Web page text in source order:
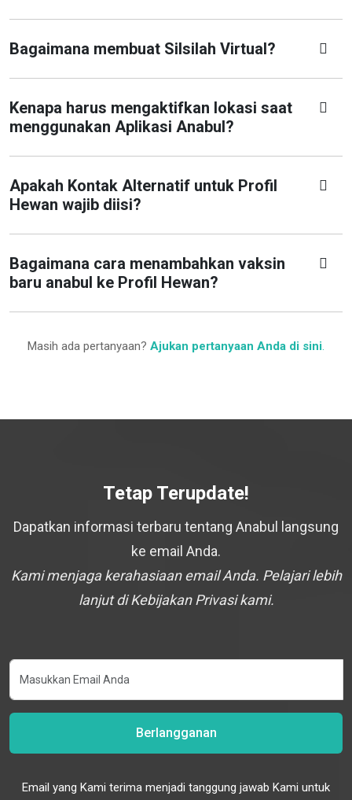
Bagaimana membuat Silsilah Virtual?
Kenapa harus mengaktifkan lokasi saat
menggunakan Aplikasi Anabul?
Apakah Kontak Alternatif untuk Profil
Hewan wajib diisi?
Bagaimana cara menambahkan vaksin
baru anabul ke Profil Hewan?
Masih ada pertanyaan? Ajukan pertanyaan Anda di sini.
Tetap Terupdate!
Dapatkan informasi terbaru tentang Anabul langsung
ke email Anda.
Kami menjaga kerahasiaan email Anda. Pelajari lebih
lanjut di Kebijakan Privasi kami.
Berlangganan
Email yang Kami terima menjadi tanggung jawab Kami untuk